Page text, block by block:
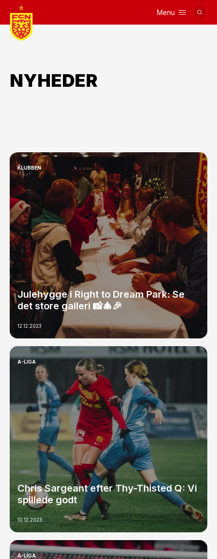
Menu
NYHEDER
KLUBBEN
Julehygge i Right to Dream Park: Se
det store galleri 📸🎄🎉
12.12.2023
A-LIGA
Chris Sargeant efter Thy-Thisted Q: Vi
spillede godt
10.12.2023
A-LIGA